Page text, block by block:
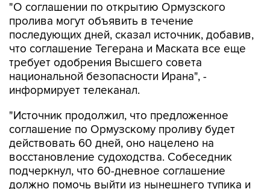
"О соглашении по открытию Ормузского
пролива могут объявить в течение
последующих дней, сказал источник, добавив,
что соглашение Тегерана и Маската все еще
требует одобрения Высшего совета
национальной безопасности Ирана", -
информирует телеканал.
"Источник продолжил, что предложенное
соглашение по Ормузскому проливу будет
действовать 60 дней, оно нацелено на
восстановление судоходства. Собеседник
подчеркнул, что 60-дневное соглашение
должно помочь выйти из нынешнего тупика и